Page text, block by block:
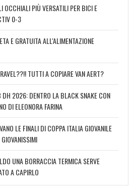
OCCHIALI PIÙ VERSATILI PER BICI E
0-3
E GRATUITA ALL'ALIMENTAZIONE
TUTTI A COPIARE VAN AERT?
DH 2026: DENTRO LA BLACK SNAKE CON
DI ELEONORA FARINA
LE FINALI DI COPPA ITALIA GIOVANILE
UNA BORRACCIA TERMICA SERVE
A CAPIRLO